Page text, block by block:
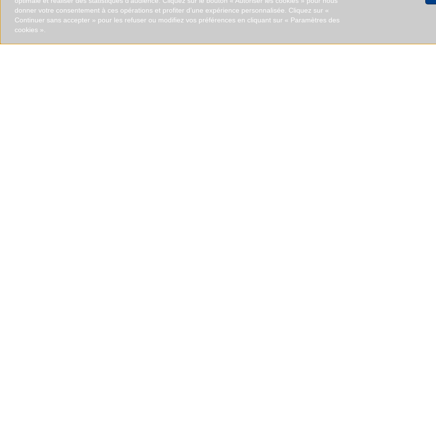
donner votre consentement à ces opérations et profiter d’une expérience personnalisée. Cliquez sur «
Continuer sans accepter » pour les refuser ou modifiez vos préférences en cliquant sur « Paramètres des
cookies ».